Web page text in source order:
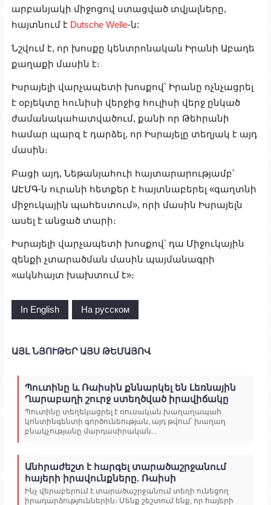
արբանյակի միջոցով ստացված տվյալները,
հայտնում է Dutsche Welle-ն:
Նշվում է, որ խոսքը կենտրոնական Իրանի Աբադե
քաղաքի մասին է։
Իսրայելի վարչապետի խոսքով՝ Իրանը ոչնչացրել
է օբյեկտը հունիսի վերջից հուլիսի վերջ ընկած
ժամանակահատվածում, քանի որ Թեհրանի
համար պարզ է դարձել, որ Իսրայելը տեղյակ է այդ
մասին։
Բացի այդ, Նեթանյահուի հայտարարությամբ՝
ԱԷՄԳ-ն ուրանի հետքեր է հայտնաբերել «գաղտնի
միջուկային պահեստում», որի մասին Իսրայելն
ասել է անցած տարի։
Իսրայելի վարչապետի խոսքով՝ դա Միջուկային
զենքի չտարածման մասին պայմանագրի
«ակնհայտ խախտում է»։
In English На русском
ԱՅԼ ՆՅՈՒԹԵՐ ԱՅՍ ԹԵՄԱՅՈՎ
Պուտինը և Ռաիսին քննարկել են Լեռնային
Ղարաբաղի շուրջ ստեղծված իրավիճակը
Պուտինը տեղեկացրել է ռուսական խաղաղապահ
կոնտինգենտի գործունեության, այդ թվում՝ խաղաղ
բնակչությանը մարդասիրական...
Անհրաժեշտ է հարգել տարածաշրջանում
հայերի իրավունքները. Ռաիսի
Ինչ վերաբերում է տարածաշրջանում տեղի ունեցող
իրադարձություններին։ Մենք շեշտում ենք, որ հայերի